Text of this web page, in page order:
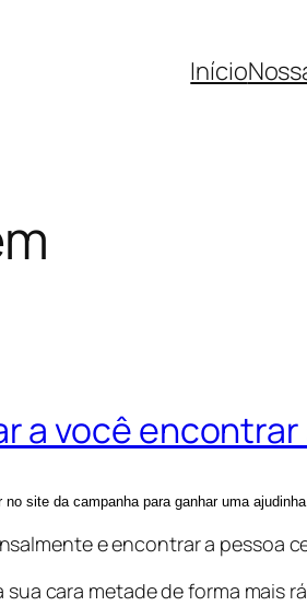
Início
a você
site da campanha para ganhar uma
e encontrar a pessoa
cara metade de forma mais